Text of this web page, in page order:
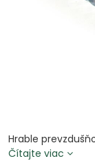
Hrable
Čítajte viac